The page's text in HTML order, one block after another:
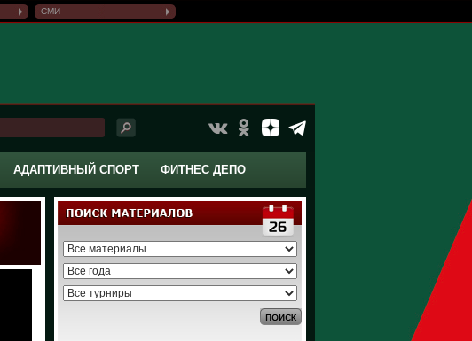
СМИ
АДАПТИВНЫЙ СПОРТ ФИТНЕС ДЕПО